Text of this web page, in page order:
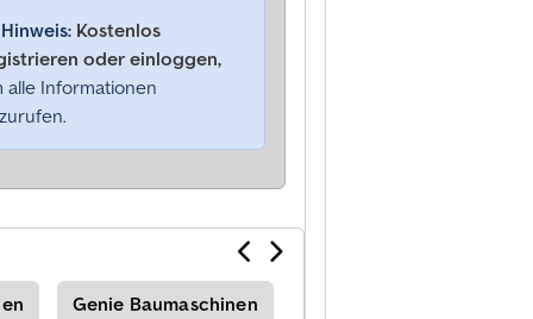
Kostenlos
oder einloggen,
alle Informationen
Genie Baumaschinen